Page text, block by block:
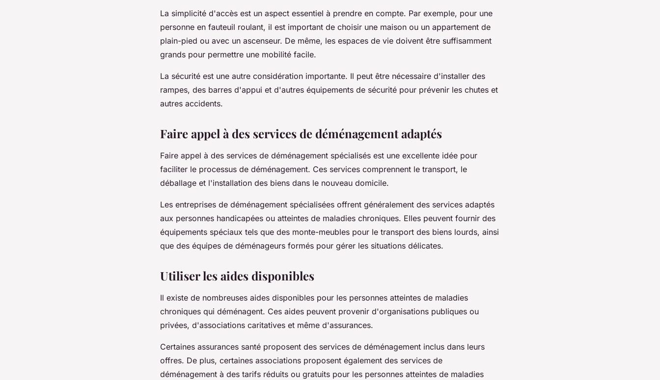
La simplicité d'accès est un aspect essentiel à prendre en compte. Par exemple, pour une
personne en fauteuil roulant, il est important de choisir une maison ou un appartement de
plain-pied ou avec un ascenseur. De même, les espaces de vie doivent être suffisamment
grands pour permettre une mobilité facile.
La sécurité est une autre considération importante. Il peut être nécessaire d'installer des
rampes, des barres d'appui et d'autres équipements de sécurité pour prévenir les chutes et
autres accidents.
Faire appel à des services de déménagement adaptés
Faire appel à des services de déménagement spécialisés est une excellente idée pour
faciliter le processus de déménagement. Ces services comprennent le transport, le
déballage et l'installation des biens dans le nouveau domicile.
Les entreprises de déménagement spécialisées offrent généralement des services adaptés
aux personnes handicapées ou atteintes de maladies chroniques. Elles peuvent fournir des
équipements spéciaux tels que des monte-meubles pour le transport des biens lourds, ainsi
que des équipes de déménageurs formés pour gérer les situations délicates.
Utiliser les aides disponibles
Il existe de nombreuses aides disponibles pour les personnes atteintes de maladies
chroniques qui déménagent. Ces aides peuvent provenir d'organisations publiques ou
privées, d'associations caritatives et même d'assurances.
Certaines assurances santé proposent des services de déménagement inclus dans leurs
offres. De plus, certaines associations proposent également des services de
déménagement à des tarifs réduits ou gratuits pour les personnes atteintes de maladies